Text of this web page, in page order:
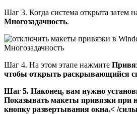
Шаг 3. Когда система открыта затем
Многозадачность.
Многозадачность
Шаг 4. На этом этапе нажмите
чтобы открыть раскрывающийся
Шаг 5. Наконец, вам нужно
Показывать макеты привязки при
кнопку развертывания окна.< /